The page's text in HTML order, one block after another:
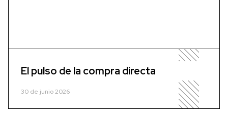
El pulso de la compra directa
30 de junio 2026